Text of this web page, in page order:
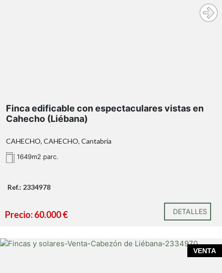
las
Solicita más información o concierta una visita sin
compromiso.
Finca edificable con espectaculares vistas en
Cahecho (Liébana)
CAHECHO, CAHECHO, Cantabria
1649m2 parc.
Ref.: 2334978
Precio: 60.000 € DETALLES
VENTA